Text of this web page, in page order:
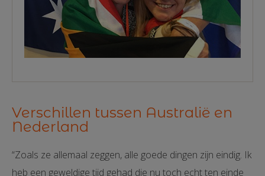
Verschillen tussen Australië en
Nederland
“Zoals ze allemaal zeggen, alle goede dingen zijn eindig. Ik
heb een geweldige tijd gehad die nu toch echt ten einde